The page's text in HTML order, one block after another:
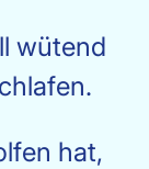
wütend
hat,